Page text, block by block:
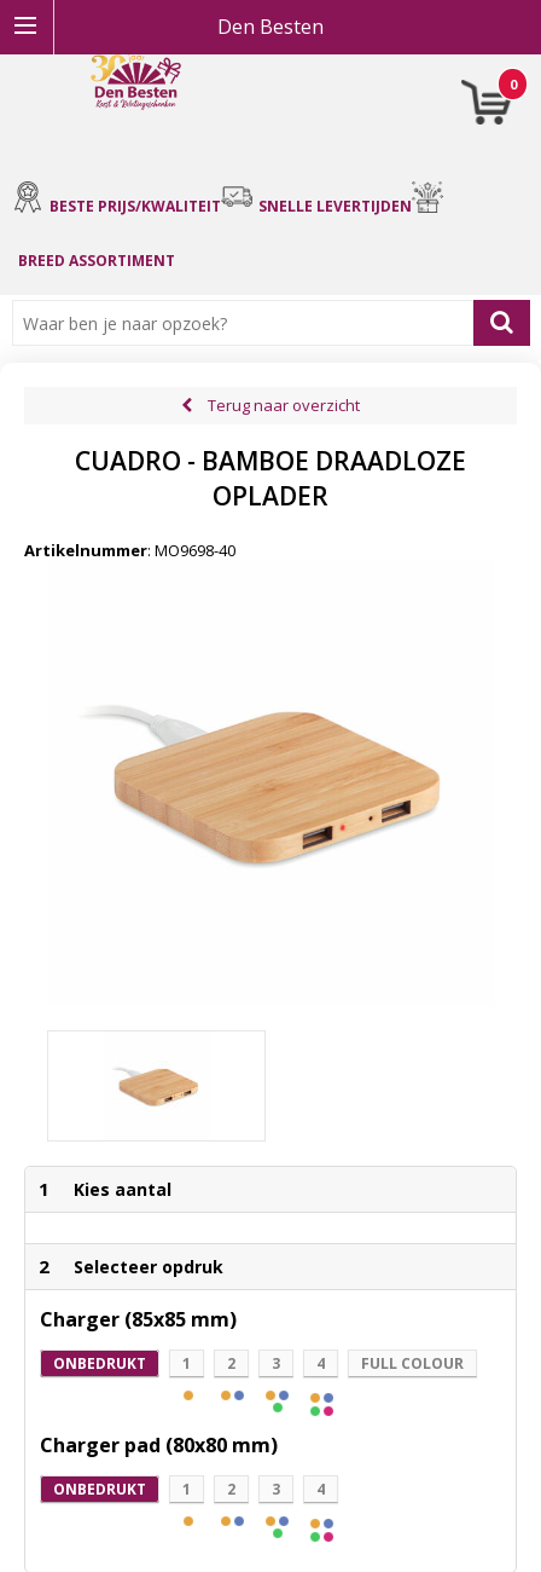
Den Besten
0
BESTE PRIJS/KWALITEIT SNELLE LEVERTIJDEN
BREED ASSORTIMENT
Terug naar overzicht
CUADRO - BAMBOE DRAADLOZE
OPLADER
Artikelnummer: MO9698-40
1 Kies aantal
2 Selecteer opdruk
Charger (85x85 mm)
ONBEDRUKT 1 2 3 4 FULL COLOUR
Charger pad (80x80 mm)
ONBEDRUKT 1 2 3 4